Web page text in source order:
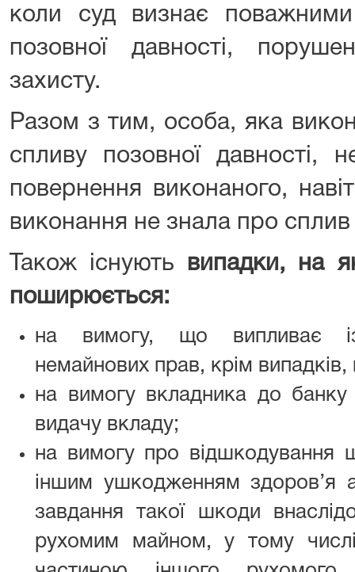
коли суд визнає
позовної давності,
захисту.
Разом з тим, особа, яка
спливу позовної давності,
повернення виконаного,
виконання не знала про сплив
Також існують
випадки, на
поширюється:
на вимогу, що випливає
немайнових прав, крім
на вимогу вкладника до банку
видачу вкладу;
на вимогу про відшкодування
іншим ушкодженням здоров’я
завдання такої шкоди
рухомим майном, у тому